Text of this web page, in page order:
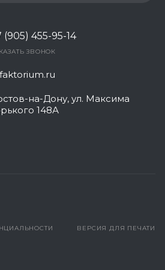
(905) 455-95-14
ЗВОНОК
на-Дону, ул. Максима
148А
ВЕРСИЯ ДЛЯ ПЕЧАТИ